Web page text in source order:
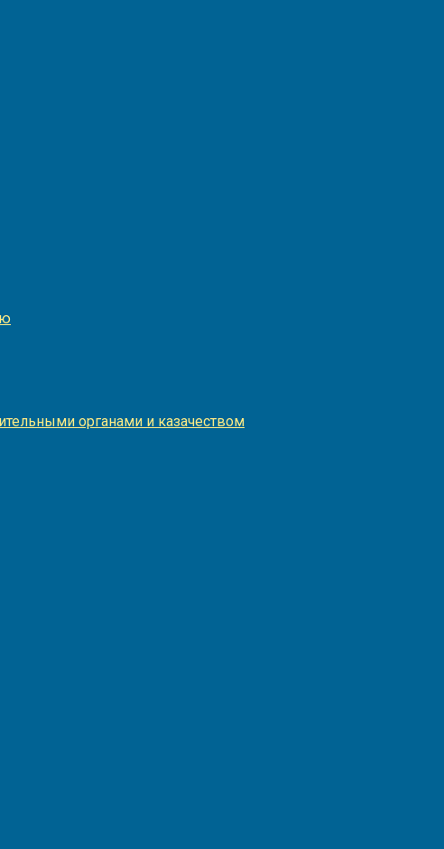
органами и казачеством